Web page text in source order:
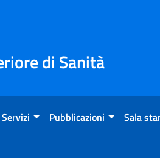
di Sanità
Servizi Pubblicazioni Sala